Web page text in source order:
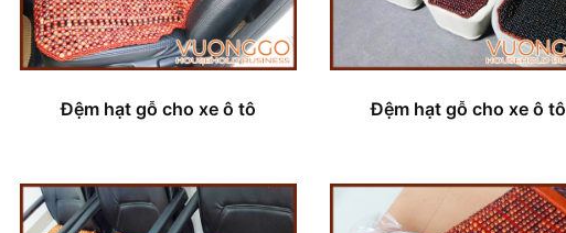
Đệm hạt gỗ cho xe ô tô Đệm hạt gỗ cho xe ô tô